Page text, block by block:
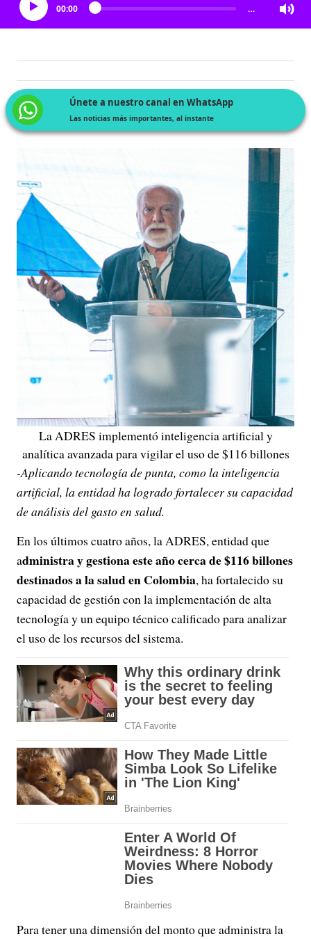
00:00 …
Únete a nuestro canal en WhatsApp
Las noticias más importantes, al instante
La ADRES implementó inteligencia artificial y
analítica avanzada para vigilar el uso de $116 billones
-Aplicando tecnología de punta, como la inteligencia
artificial, la entidad ha logrado fortalecer su capacidad
de análisis del gasto en salud.
En los últimos cuatro años, la ADRES, entidad que
administra y gestiona este año cerca de $116 billones
destinados a la salud en Colombia, ha fortalecido su
capacidad de gestión con la implementación de alta
tecnología y un equipo técnico calificado para analizar
el uso de los recursos del sistema.
Para tener una dimensión del monto que administra la